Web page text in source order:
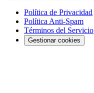
Política de Privacidad
Política Anti-Spam
Términos del Servicio
Gestionar cookies